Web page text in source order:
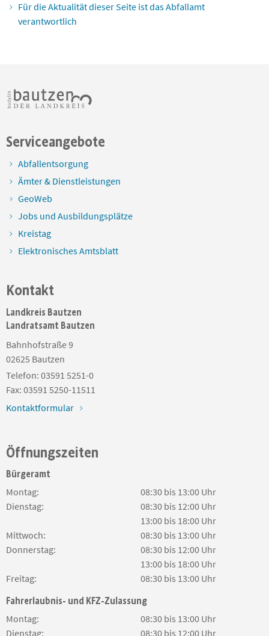
Für die Aktualität dieser Seite ist das Abfallamt
verantwortlich
Kontakt
Landkreis Bautzen
Landratsamt Bautzen
Bahnhofstraße 9
02625 Bautzen
Telefon: 03591 5251-0
Fax: 03591 5250-11511
Kontaktformular
Serviceangebote
Abfallentsorgung
Ämter & Dienstleistungen
GeoWeb
Jobs und Ausbildungsplätze
Kreistag
Elektronisches Amtsblatt
Öffnungszeiten
Bürgeramt
Montag:
08:30 bis 13:00 Uhr
Dienstag:
08:30 bis 12:00 Uhr
13:00 bis 18:00 Uhr
Mittwoch:
08:30 bis 13:00 Uhr
Donnerstag:
08:30 bis 12:00 Uhr
13:00 bis 18:00 Uhr
Freitag:
08:30 bis 13:00 Uhr
Fahrerlaubnis- und KFZ-Zulassung
Montag:
08:30 bis 13:00 Uhr
Dienstag:
08:30 bis 12:00 Uhr